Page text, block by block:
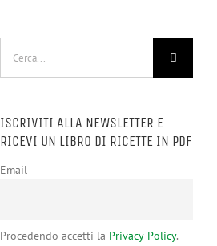
ISCRIVITI ALLA NEWSLETTER E
RICEVI UN LIBRO DI RICETTE IN PDF
Email
Procedendo accetti la Privacy Policy.